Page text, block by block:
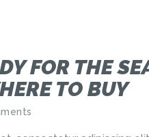
FOR THE
TO BUY